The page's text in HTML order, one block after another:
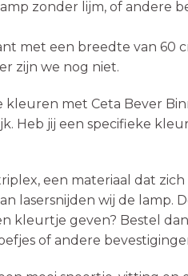
zonder lijm, of
met een breedte van 60
zijn we nog niet.
met Ceta Bever
Heb jij een specifieke
een materiaal dat
lasersnijden wij de
kleurtje geven? Bestel
of andere